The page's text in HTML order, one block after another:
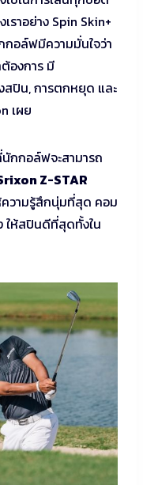
าอย่าง Spin Skin+
กอล์ฟมีความมั่นใจว่า
องการ มี
ปิน, การตกหยุด และ
เผย
กกอล์ฟจะสามารถ
Z-STAR
วามรู้สึกนุ่มที่สุด คอม
ให้สปินดีที่สุดทั้งใน